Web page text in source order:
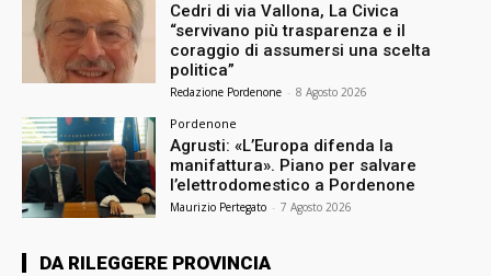
Cedri di via Vallona, La Civica
“servivano più trasparenza e il
coraggio di assumersi una scelta
politica”
Redazione Pordenone - 8 Agosto 2026
Pordenone
Agrusti: «L’Europa difenda la
manifattura». Piano per salvare
l’elettrodomestico a Pordenone
Maurizio Pertegato - 7 Agosto 2026
DA RILEGGERE PROVINCIA